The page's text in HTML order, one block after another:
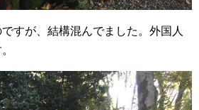
すが、結構混んでました。外国人